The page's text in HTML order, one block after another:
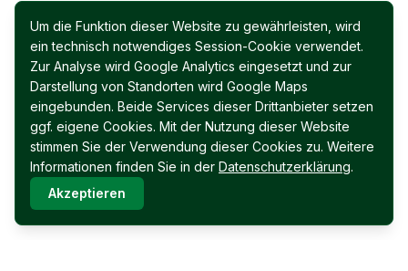
Um die Funktion dieser Website zu gewährleisten, wird
ein technisch notwendiges Session-Cookie verwendet.
Zur Analyse wird Google Analytics eingesetzt und zur
Darstellung von Standorten wird Google Maps
eingebunden. Beide Services dieser Drittanbieter setzen
ggf. eigene Cookies. Mit der Nutzung dieser Website
stimmen Sie der Verwendung dieser Cookies zu. Weitere
Informationen finden Sie in der Datenschutzerklärung.
Akzeptieren